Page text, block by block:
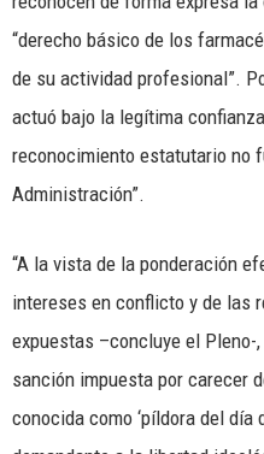
“derecho básico de los
de su actividad profesional”.
actuó bajo la legítima
reconocimiento estatutario no
Administración”.
“A la vista de la ponderación
intereses en conflicto y de las
expuestas –concluye el Pleno-
sanción impuesta por carecer
conocida como ‘píldora del día